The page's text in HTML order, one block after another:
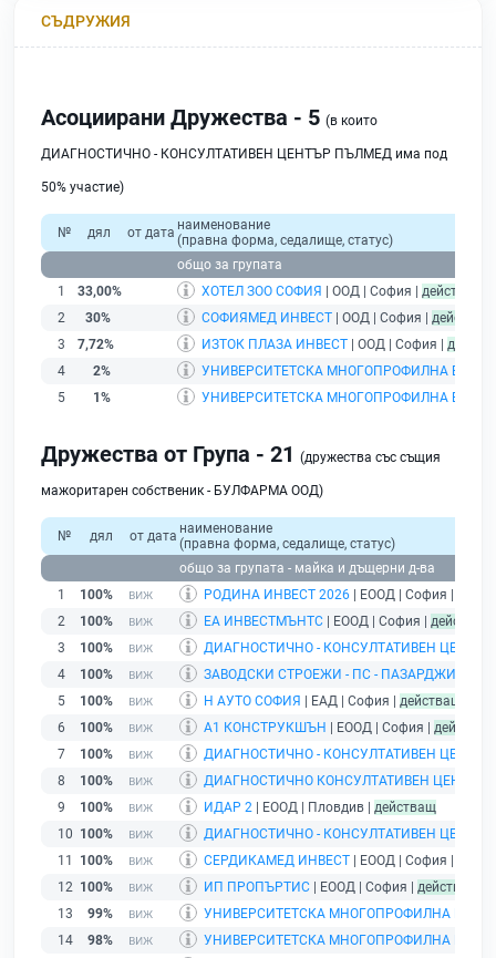
СЪДРУЖИЯ
Асоциирани Дружества - 5 (в които
ДИАГНОСТИЧНО - КОНСУЛТАТИВЕН ЦЕНТЪР ПЪЛМЕД има под
50% участие)
№ дял от дата наименование
(правна форма, седалище, статус)
общо за групата
1
33,00% ХОТЕЛ ЗОО СОФИЯ | ООД | София | действащ
2
30% СОФИЯМЕД ИНВЕСТ | ООД | София | действащ
3
7,72% ИЗТОК ПЛАЗА ИНВЕСТ | ООД | София |
4
2%
УНИВЕРСИТЕТСКА МНОГОПРОФИЛНА
5
1% УНИВЕРСИТЕТСКА МНОГОПРОФИЛНА
Дружества от Група - 21 (дружества със същия
мажоритарен собственик - БУЛФАРМА ООД)
№ дял от дата наименование
(правна форма, седалище, статус)
общо за групата - майка и дъщерни д-ва
1
100% РОДИНА ИНВЕСТ 2026 | ЕООД | София |
2
100% ЕА ИНВЕСТМЪНТС | ЕООД | София | действащ
3
100%
ДИАГНОСТИЧНО - КОНСУЛТАТИВЕН
4
100% ЗАВОДСКИ СТРОЕЖИ - ПС - ПАЗАРДЖИК
5
100% Н АУТО СОФИЯ | ЕАД | София | действащ
6
100% А1 КОНСТРУКШЪН | ЕООД | София | действащ
7
100%
ДИАГНОСТИЧНО - КОНСУЛТАТИВЕН
8
100%
ДИАГНОСТИЧНО КОНСУЛТАТИВЕН ЦЕНТЪР
9
100% ИДАР 2 | ЕООД | Пловдив | действащ
10 100%
ДИАГНОСТИЧНО - КОНСУЛТАТИВЕН
11
100% СЕРДИКАМЕД ИНВЕСТ | ЕООД | София |
12 100% ИП ПРОПЪРТИС | ЕООД | София | действащ
13
99%
УНИВЕРСИТЕТСКА МНОГОПРОФИЛНА
14
98%
УНИВЕРСИТЕТСКА МНОГОПРОФИЛНА